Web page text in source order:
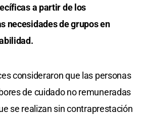
a partir de los
necesidades de grupos en
consideraron que las personas
de cuidado no remuneradas
se realizan sin contraprestación